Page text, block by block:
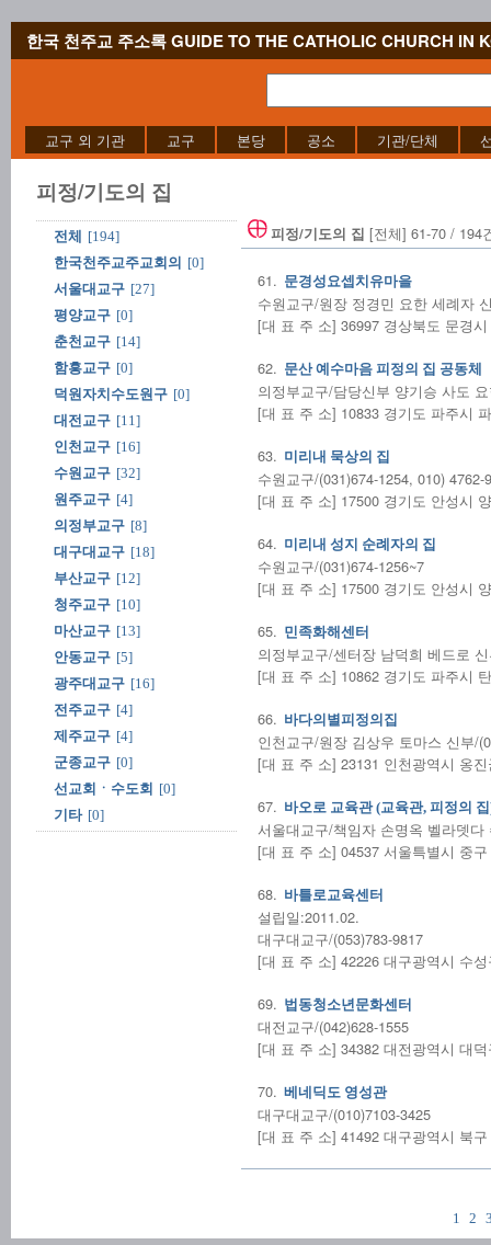
한국 천주교 주소록 GUIDE TO THE CATHOLIC CHURCH IN
교구 외 기관 교구 본당 공소 기관/단체
피정/기도의 집
전체
[194]
한국천주교주교회의 [0]
서울대교구 [27]
평양교구 [0]
춘천교구 [14]
함흥교구 [0]
덕원자치수도원구 [0]
대전교구 [11]
인천교구 [16]
수원교구 [32]
원주교구 [4]
의정부교구 [8]
대구대교구 [18]
부산교구 [12]
청주교구 [10]
마산교구 [13]
안동교구 [5]
광주대교구 [16]
전주교구 [4]
제주교구 [4]
군종교구 [0]
선교회ㆍ수도회 [0]
기타 [0]
피정/기도의 집 [전체] 61-70 / 194
61. 문경성요셉치유마을
수원교구/원장 정경민 요한 세례자
[대 표 주 소] 36997 경상북도 문경
62. 문산 예수마음 피정의 집 공동체
의정부교구/담당신부 양기승 사도
[대 표 주 소] 10833 경기도 파주시
63. 미리내 묵상의 집
수원교구/(031)674-1254, 010) 4762-
[대 표 주 소] 17500 경기도 안성시
64. 미리내 성지 순례자의 집
수원교구/(031)674-1256~7
[대 표 주 소] 17500 경기도 안성시
65. 민족화해센터
의정부교구/센터장 남덕희 베드로
[대 표 주 소] 10862 경기도 파주시
66. 바다의별피정의집
인천교구/원장 김상우 토마스 신부/
[대 표 주 소] 23131 인천광역시 옹
67. 바오로 교육관 (교육관, 피정의
서울대교구/책임자 손명옥 벨라뎃다
[대 표 주 소] 04537 서울특별시 중
68. 바틀로교육센터
설립일:2011.02.
대구대교구/(053)783-9817
[대 표 주 소] 42226 대구광역시 수
69. 법동청소년문화센터
대전교구/(042)628-1555
[대 표 주 소] 34382 대전광역시 대
70. 베네딕도 영성관
대구대교구/(010)7103-3425
[대 표 주 소] 41492 대구광역시 북
1 2